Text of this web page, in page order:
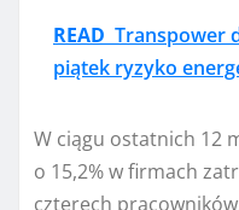
READ Transpower
piątek ryzyko
W ciągu ostatnich 12
o 15,2% w firmach
czterech